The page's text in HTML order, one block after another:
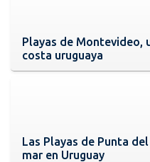
Playas de Montevideo,
costa uruguaya
Las Playas de Punta
mar en Uruguay